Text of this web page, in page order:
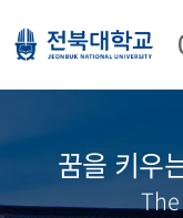
꿈을 키우